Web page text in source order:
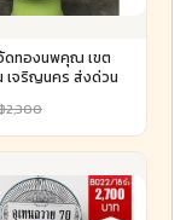
ดทองนพคุณ เขต
เจริญนคร ส่งด่วน
2,300